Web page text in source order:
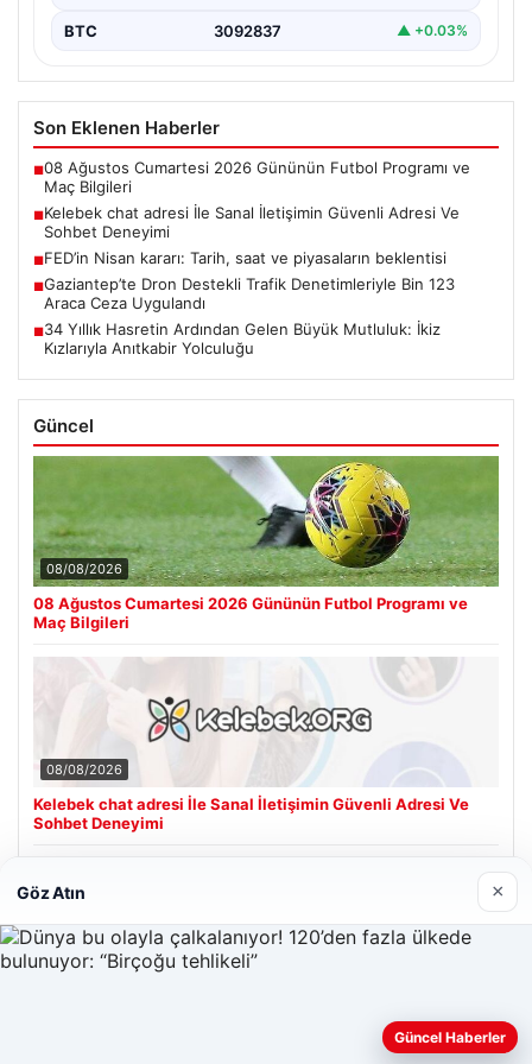
BTC 3092837 ▲ +0.03%
Son Eklenen Haberler
■08 Ağustos Cumartesi 2026 Gününün Futbol Programı ve
Maç Bilgileri
■Kelebek chat adresi İle Sanal İletişimin Güvenli Adresi Ve
Sohbet Deneyimi
■FED’in Nisan kararı: Tarih, saat ve piyasaların beklentisi
■Gaziantep’te Dron Destekli Trafik Denetimleriyle Bin 123
Araca Ceza Uygulandı
■34 Yıllık Hasretin Ardından Gelen Büyük Mutluluk: İkiz
Kızlarıyla Anıtkabir Yolculuğu
Güncel
08/08/2026
08 Ağustos Cumartesi 2026 Gününün Futbol Programı ve
Maç Bilgileri
08/08/2026
Kelebek chat adresi İle Sanal İletişimin Güvenli Adresi Ve
Sohbet Deneyimi
Cengiz Sigorta
Web sitemizi nasıl kullandığınızı daha iyi anlayabilmek,
Göz Atın ×
Güncel Haberler